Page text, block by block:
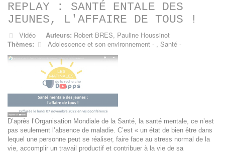
REPLAY : SANTÉ ENTALE DES
JEUNES, L'AFFAIRE DE TOUS !
Vidéo Auteurs: Robert BRES, Pauline Houssinot
Thèmes:
Adolescence et son environnement , Santé
D’après l’Organisation Mondiale de la Santé, la santé mentale, ce n’est
pas seulement l’absence de maladie. C’est « un état de bien être dans
lequel une personne peut se réaliser, faire face au stress normal de la
vie, accomplir un travail productif et contribuer à la vie de sa